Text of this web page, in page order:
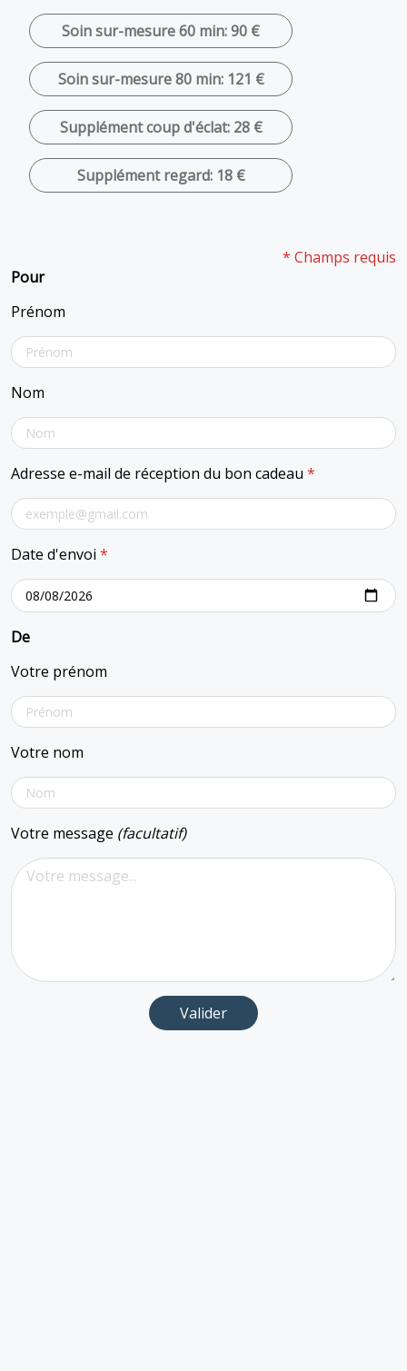
Soin sur-mesure 60 min: 90 €
Soin sur-mesure 80 min: 121 €
Supplément coup d'éclat: 28 €
Supplément regard: 18 €
* Champs requis
Pour
Prénom
Nom
Adresse e-mail de réception du bon cadeau *
Date d'envoi *
De
Votre prénom
Votre nom
Votre message (facultatif)